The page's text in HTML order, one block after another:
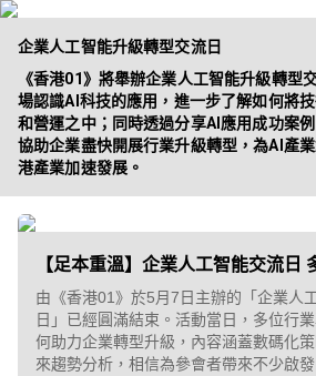
昔日活動 企業方案
企業人工智能升級轉型交流日
《香港01》將舉辦企業人工智能升級轉型
場認識AI科技的應用，進一步了解如何將
和營運之中；同時透過分享AI應用成功案
協助企業盡快開展行業升級轉型，為AI產
港產業加速發展。
【足本重溫】企業人工智能交流日
由《香港01》於5月7日主辦的「企業人
日」已經圓滿結束。活動當日，多位行
何助力企業轉型升級，內容涵蓋數碼化
來趨勢分析，相信為參會者帶來不少啟發。 當日所有內容